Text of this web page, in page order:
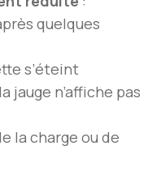
quelques
s’éteint
jauge n’affiche pas
la charge ou de